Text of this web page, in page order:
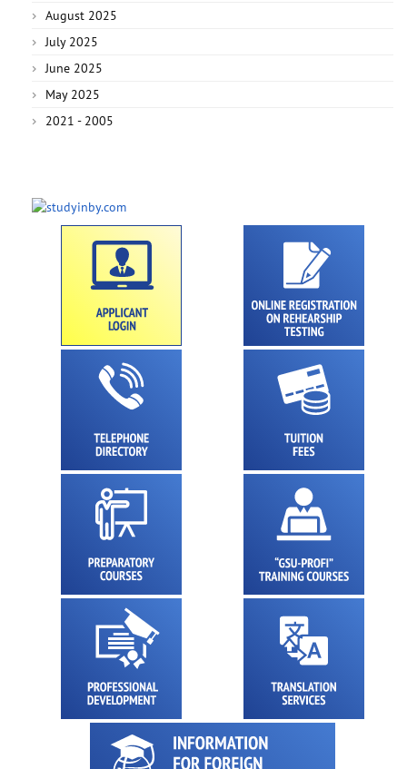
August 2025
July 2025
June 2025
May 2025
2021 - 2005